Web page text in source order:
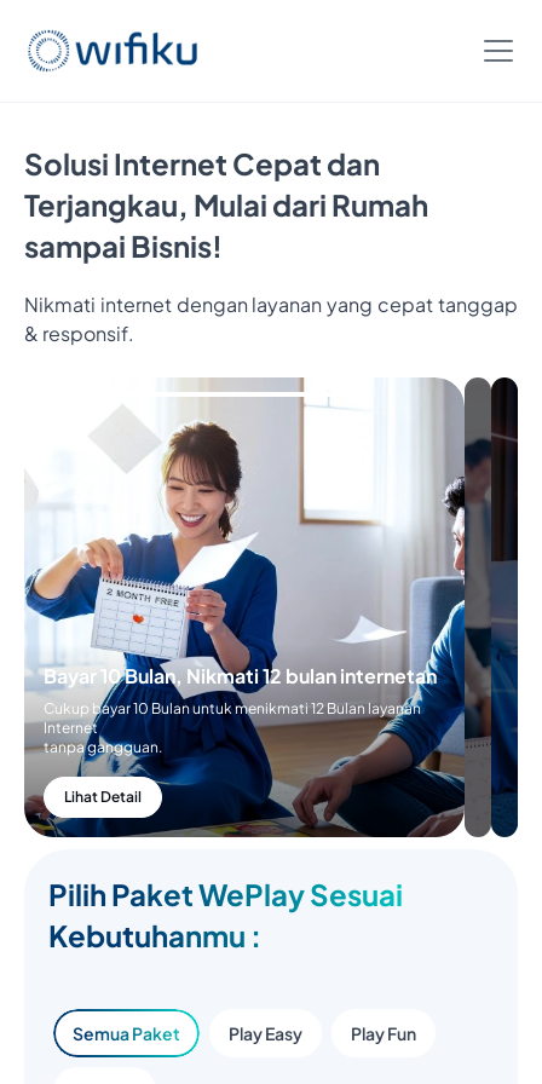
Solusi Internet Cepat dan
Terjangkau, Mulai dari Rumah
sampai Bisnis!
Nikmati internet dengan layanan yang cepat tanggap
& responsif.
Bayar 10 Bulan, Nikmati 12 bulan internetan
Cukup bayar 10 Bulan untuk menikmati 12 Bulan layanan
Internet
tanpa gangguan.
Lihat Detail
Pilih Paket WePlay Sesuai
Kebutuhanmu :
Semua Paket Play Easy Play Fun